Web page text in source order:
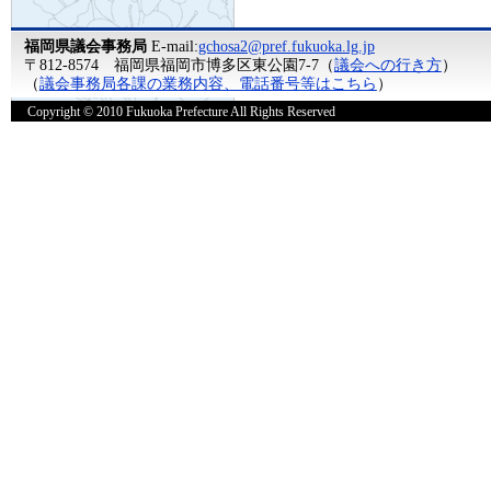
福岡県議会事務局E-mail:gchosa2@pref.fukuoka.lg.jp
〒812-8574 福岡県福岡市博多区東公園7-7（議会への行き方）
（議会事務局各課の業務内容、電話番号等はこちら ）
Copyright © 2010 Fukuoka Prefecture All Rights Reserved